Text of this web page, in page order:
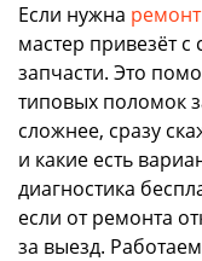
Если нужна
мастер привезёт
запчасти. Это
типовых поломок
сложнее, сразу
и какие есть
диагностика
если от ремонта
за выезд.